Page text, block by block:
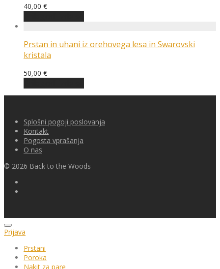
40,00 €
Prstan in uhani iz orehovega lesa in Swarovski
kristala
50,00 €
Splošni pogoji poslovanja
Kontakt
Pogosta vprašanja
O nas
© 2026 Back to the Woods
Prijava
Prstani
Poroka
Nakit za pare